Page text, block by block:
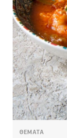
ΘΕΜΑΤΑ